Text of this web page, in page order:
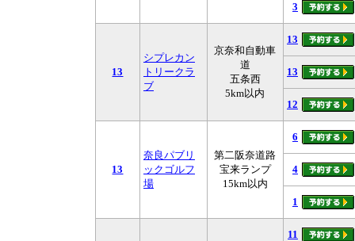
3
13
シプレカン
トリークラ
ブ
京奈和自動車
道
五条西
5km以内
13
13
12
13
奈良パブリ
ックゴルフ
場
第二阪奈道路
宝来ランプ
15km以内
6
4
1
11